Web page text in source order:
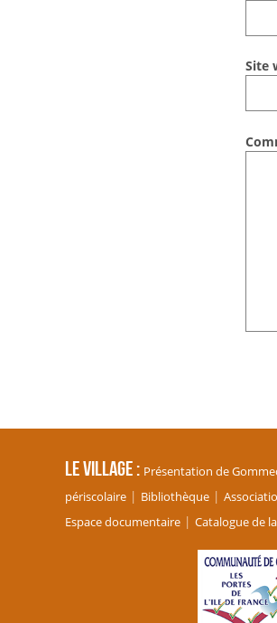
Site
Le village Présentation de
périscolaire
Bibliothèque
Espace documentaire
Catalogue de